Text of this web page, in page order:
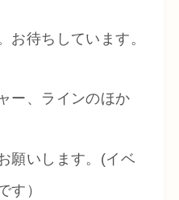
お待ちしています。
ー、ラインのほか
願いします。(イベ
す）